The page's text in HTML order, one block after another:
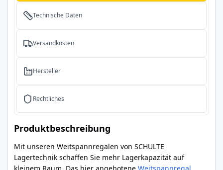
Technische Daten
Versandkosten
Hersteller
Rechtliches
Produktbeschreibung
Mit unseren Weitspannregalen von SCHULTE
Lagertechnik schaffen Sie mehr Lagerkapazität auf